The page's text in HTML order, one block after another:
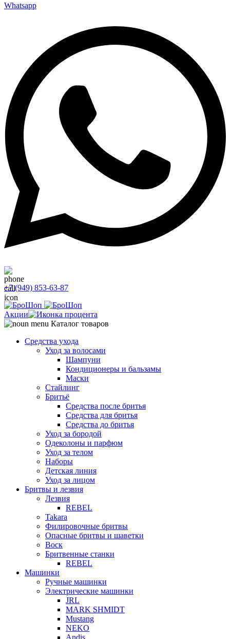
Whatsapp
+7 (949) 853-63-87
Акции
Каталог товаров
Средства ухода
Уход за волосами
Шампуни
Кондиционеры и бальзамы
Маски
Стайлинг
Бритьё
Средства после бритья
Средства для бритья
Средства до бритья
Уход за бородой
Одеколоны и парфюм
Уход за телом
Наборы
Детская линия
Уход за лицом
Бритвы и лезвия
Лезвия
REBEL
Takara
Филировочные бритвы
Опасные бритвы и шаветки
Воск
Бритвенные станки
REBEL
Машинки
Ручные машинки
Электрические машинки
JRL
MARK SHMIDT
Mustang
NEKO
Andis